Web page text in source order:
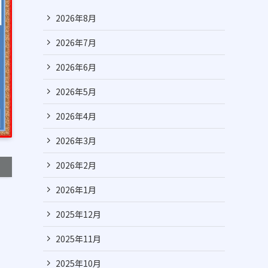
2026年8月
2026年7月
2026年6月
2026年5月
2026年4月
2026年3月
2026年2月
2026年1月
2025年12月
2025年11月
2025年10月